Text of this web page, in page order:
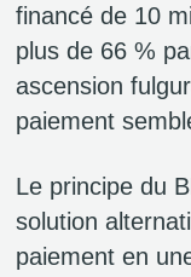
financé de 10
plus de 66 %
ascension
paiement
Le principe du
solution
paiement en